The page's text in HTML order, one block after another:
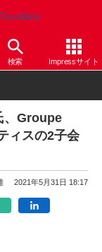
検索 Impressサイト
、Groupe
ィスの2子会
2021年5月31日 18:17